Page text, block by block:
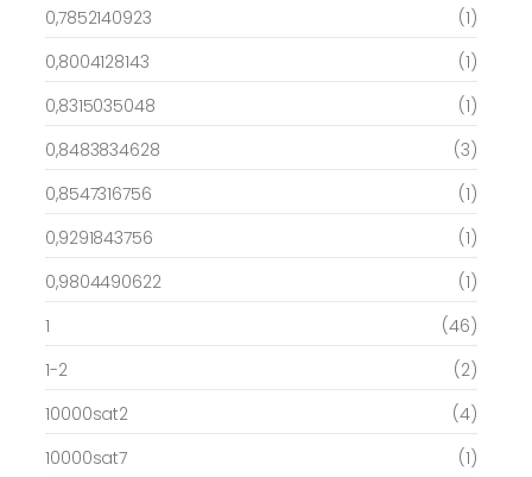
0,7852140923
(1)
0,8004128143
(1)
0,8315035048
(1)
0,8483834628
(3)
0,8547316756
(1)
0,9291843756
(1)
0,9804490622
(1)
1
(46)
1-2
(2)
10000sat2
(4)
10000sat7
(1)